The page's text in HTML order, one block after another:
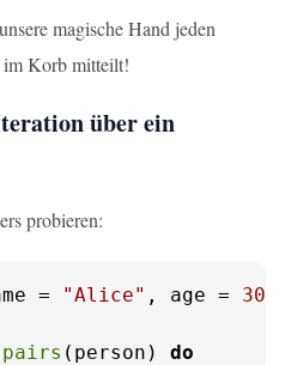
magische Hand jeden
im Korb mitteilt!
über ein
probieren:
= "Alice" , age = 30
pairs (person) do